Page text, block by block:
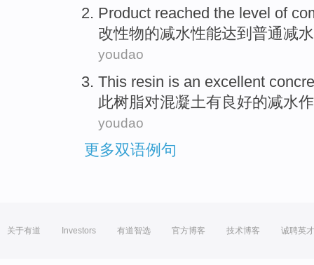
Product reached the level of
改性物的减水性能达到 普通减
youdao
This resin is an excellent
此树脂对混凝土有良好的减水
youdao
更多双语例句
关于有道 Investors 有道智选 官方博客 技术博客 诚聘英才